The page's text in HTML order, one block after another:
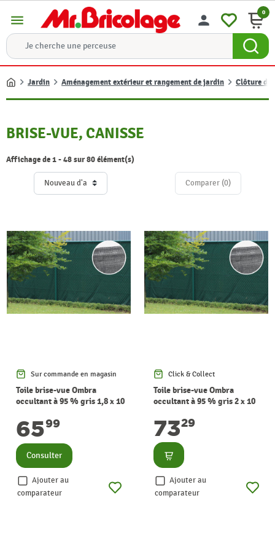
menu person 0
Accueil
Jardin Aménagement extérieur et rangement de jardin Clôture de
BRISE-VUE, CANISSE
Affichage de 1 - 48 sur 80 élément(s)
Comparer (0)‎
Sur commande en magasin
Toile brise-vue Ombra
occultant à 95 % gris 1,8 x 10
6599
Consulter
Ajouter au
comparateur
Click & Collect
Toile brise-vue Ombra
occultant à 95 % gris 2 x 10
7329
Consulter
Ajouter au
comparateur